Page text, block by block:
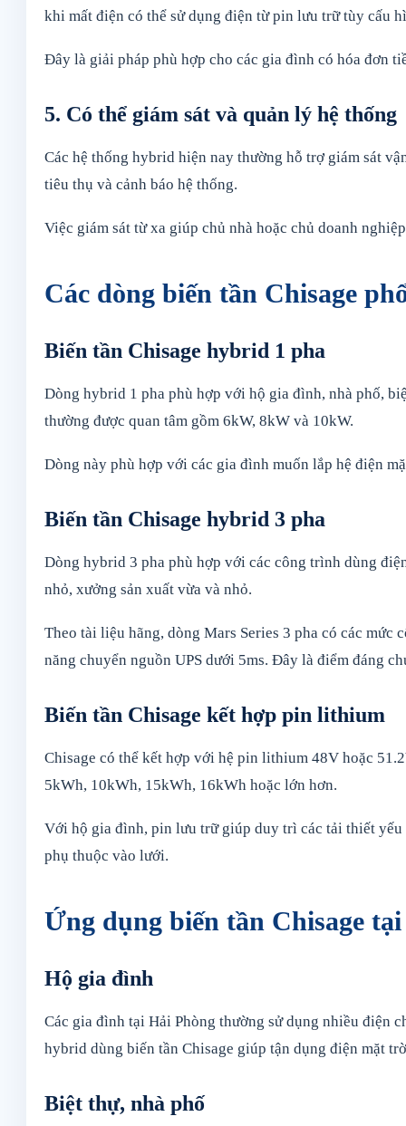
khi mất điện có thể sử dụng điện từ pin lưu trữ tùy cấu
Đây là giải pháp phù hợp cho các gia đình có hóa đơn
5. Có thể giám sát và quản lý hệ thống
Các hệ thống hybrid hiện nay thường hỗ trợ giám sát
tiêu thụ và cảnh báo hệ thống.
Việc giám sát từ xa giúp chủ nhà hoặc chủ doanh
Các dòng biến tần Chisage
Biến tần Chisage hybrid 1 pha
Dòng hybrid 1 pha phù hợp với hộ gia đình, nhà phố,
thường được quan tâm gồm 6kW, 8kW và 10kW.
Dòng này phù hợp với các gia đình muốn lắp hệ điện
Biến tần Chisage hybrid 3 pha
Dòng hybrid 3 pha phù hợp với các công trình dùng
nhỏ, xưởng sản xuất vừa và nhỏ.
Theo tài liệu hãng, dòng Mars Series 3 pha có các
năng chuyển nguồn UPS dưới 5ms. Đây là điểm đáng
Biến tần Chisage kết hợp pin lithium
Chisage có thể kết hợp với hệ pin lithium 48V hoặc
5kWh, 10kWh, 15kWh, 16kWh hoặc lớn hơn.
Với hộ gia đình, pin lưu trữ giúp duy trì các tải thiết
phụ thuộc vào lưới.
Ứng dụng biến tần Chisage
Hộ gia đình
Các gia đình tại Hải Phòng thường sử dụng nhiều điện
hybrid dùng biến tần Chisage giúp tận dụng điện mặt
Biệt thự, nhà phố